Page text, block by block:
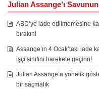
Julian Assange’ı Savunun
ABD’ye iade edilmemesine
bırakın!
Assange’ın 4 Ocak’taki iade
işçi sınıfını harekete geçirin!
Julian Assange’a yönelik
bir saçmalık